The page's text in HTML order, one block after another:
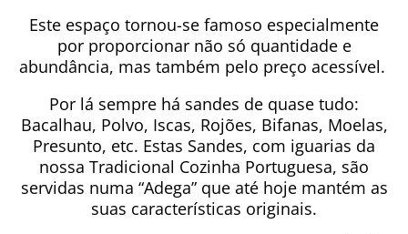
Este espaço tornou-se famoso especialmente
por proporcionar não só quantidade e
abundância, mas também pelo preço acessível.
Por lá sempre há sandes de quase tudo:
Bacalhau, Polvo, Iscas, Rojões, Bifanas, Moelas,
Presunto, etc. Estas Sandes, com iguarias da
nossa Tradicional Cozinha Portuguesa, são
servidas numa “Adega” que até hoje mantém as
suas características originais.